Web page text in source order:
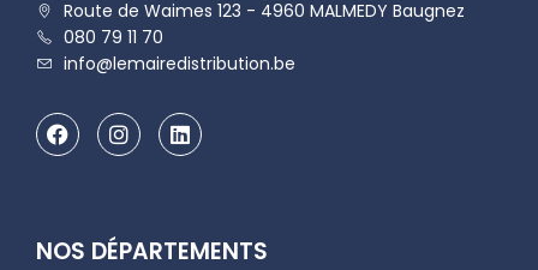
Route de Waimes 123 - 4960 MALMEDY Baugnez
080 79 11 70
info@lemairedistribution.be
NOS DÉPARTEMENTS